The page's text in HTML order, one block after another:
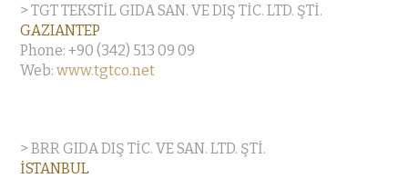
> TGT TEKSTİL GIDA SAN. VE DIŞ TİC. LTD. ŞTİ.
GAZIANTEP
Phone: +90 (342) 513 09 09
Web: www.tgtco.net
> BRR GIDA DIŞ TİC. VE SAN. LTD. ŞTİ.
İSTANBUL